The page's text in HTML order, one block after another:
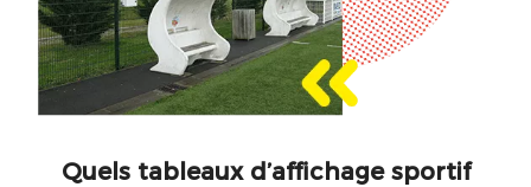
Quels tableaux d’affichage sportif